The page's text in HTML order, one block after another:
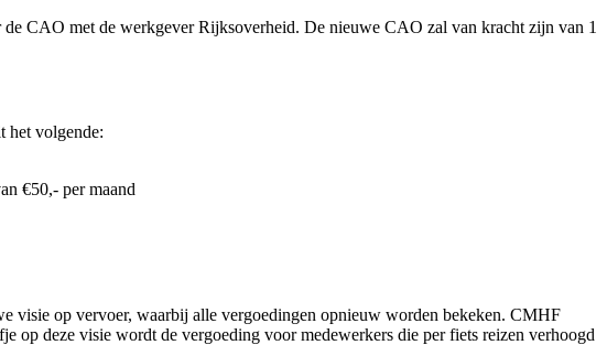
CAO met de werkgever Rijksoverheid. De nieuwe CAO zal van kracht zijn van 1
het volgende:
€50,- per maand
visie op vervoer, waarbij alle vergoedingen opnieuw worden bekeken. CMHF
op deze visie wordt de vergoeding voor medewerkers die per fiets reizen verhoogd